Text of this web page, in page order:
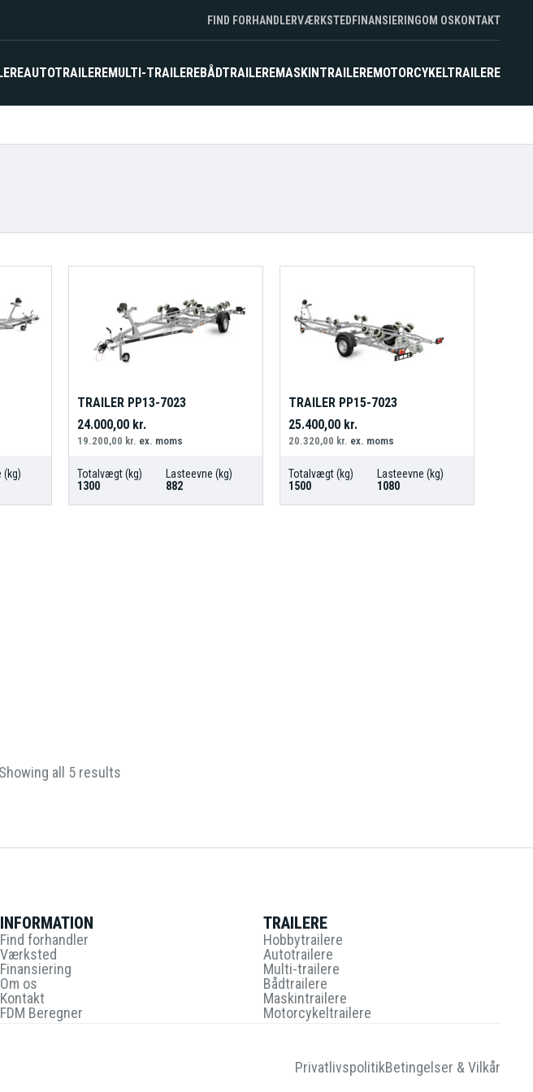
FIND FORHANDLERVÆRKSTEDFINANSIERINGOM OSKONTAKT
AUTOTRAILEREMULTI-TRAILEREBÅDTRAILEREMASKINTRAILEREMOTORCYKELTRAILERE
Showing all 5 results
(kg)
TRAILER PP13-7023
24.000,00 kr.
19.200,00 kr. ex. moms
Totalvægt (kg)
1300
Lasteevne (kg)
882
TRAILER PP15-7023
25.400,00 kr.
20.320,00 kr. ex. moms
Totalvægt (kg)
1500
Lasteevne (kg)
1080
INFORMATION
Find forhandler
Værksted
Finansiering
Om os
Kontakt
FDM Beregner
TRAILERE
Hobbytrailere
Autotrailere
Multi-trailere
Bådtrailere
Maskintrailere
Motorcykeltrailere
PrivatlivspolitikBetingelser & Vilkår